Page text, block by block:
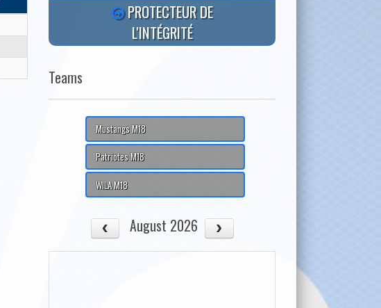
PROTECTEUR DE
L'INTÉGRITÉ
Teams
Mustangs M18
Patriotes M18
WILA M18
August 2026